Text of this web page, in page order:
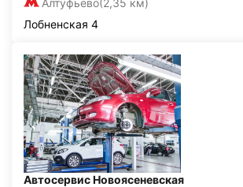
Алтуфьево(2,35 км)
Лобненская 4
Автосервис Новоясеневская